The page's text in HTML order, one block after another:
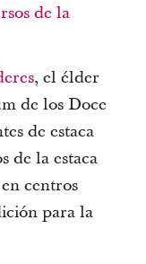
de la
, el élder
de los Doce
de estaca
de la estaca
centros
para la